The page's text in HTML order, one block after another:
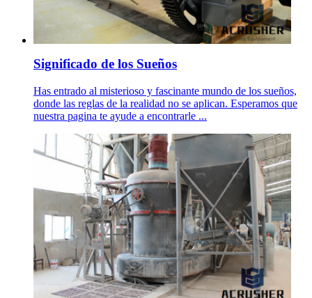
Significado de los Sueños
Has entrado al misterioso y fascinante mundo de los sueños,
donde las reglas de la realidad no se aplican. Esperamos que
nuestra pagina te ayude a encontrarle ...